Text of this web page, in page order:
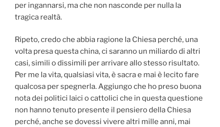
per ingannarsi, ma che non nasconde per nulla la
tragica realtà.
Ripeto, credo che abbia ragione la Chiesa perché, una
volta presa questa china, ci saranno un miliardo di altri
casi, simili o dissimili per arrivare allo stesso risultato.
Per me la vita, qualsiasi vita, è sacra e mai è lecito fare
qualcosa per spegnerla. Aggiungo che ho preso buona
nota dei politici laici o cattolici che in questa questione
non hanno tenuto presente il pensiero della Chiesa
perché, anche se dovessi vivere altri mille anni, mai